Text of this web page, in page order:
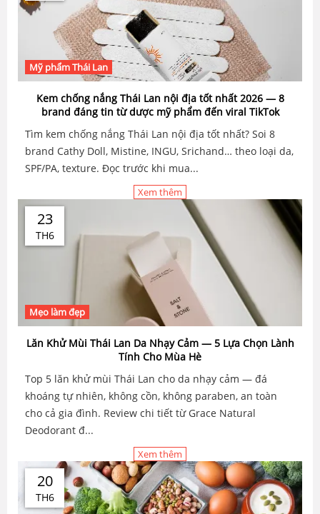
Mỹ phẩm Thái Lan
Kem chống nắng Thái Lan nội địa tốt nhất 2026 — 8
brand đáng tin từ dược mỹ phẩm đến viral TikTok
Tìm kem chống nắng Thái Lan nội địa tốt nhất? Soi 8
brand Cathy Doll, Mistine, INGU, Srichand… theo loại da,
SPF/PA, texture. Đọc trước khi mua...
Xem thêm
23
TH6
Mẹo làm đẹp
Lăn Khử Mùi Thái Lan Da Nhạy Cảm — 5 Lựa Chọn Lành
Tính Cho Mùa Hè
Top 5 lăn khử mùi Thái Lan cho da nhạy cảm — đá
khoáng tự nhiên, không cồn, không paraben, an toàn
cho cả gia đình. Review chi tiết từ Grace Natural
Deodorant đ...
Xem thêm
20
TH6